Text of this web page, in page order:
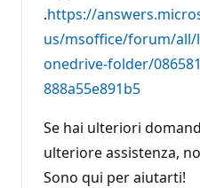
.https://
us/msoffice/forum/all/
onedrive-folder/
888a55e891b5
Se hai ulteriori
ulteriore assistenza,
Sono qui per aiutarti!